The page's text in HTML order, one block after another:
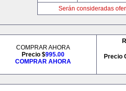
Serán consideradas
COMPRAR AHORA
Precio $995.00
COMPRAR AHORA
Precio